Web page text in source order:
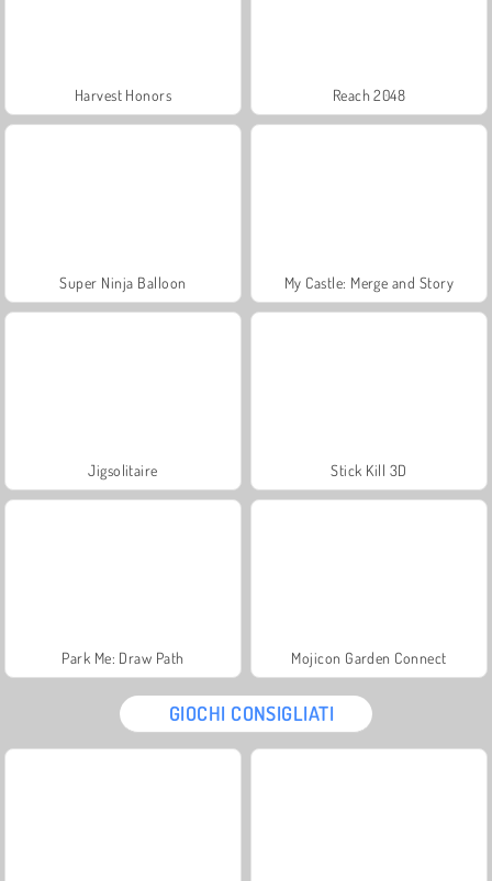
Harvest Honors Reach 2048
Super Ninja Balloon My Castle: Merge and Story
Jigsolitaire Stick Kill 3D
Park Me: Draw Path Mojicon Garden Connect
GIOCHI CONSIGLIATI